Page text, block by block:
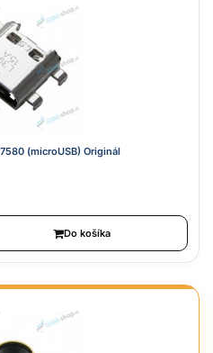
(microUSB) Originál
Do košíka